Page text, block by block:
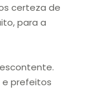
certeza de
para a
e prefeitos